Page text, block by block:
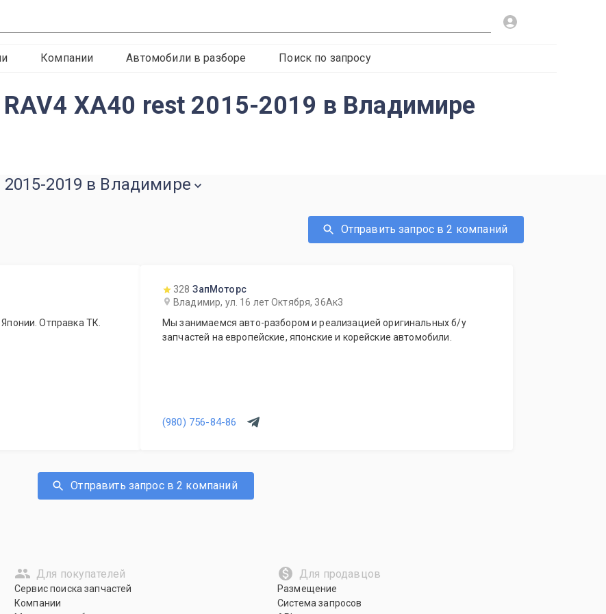
Компании Автомобили в разборе Поиск по запросу
XA40 rest 2015-2019 в Владимире
2015-2019 в Владимире
Отправить запрос в 2 компаний
Отправка ТК.
328 ЗапМоторс
Владимир, ул. 16 лет Октября, 36Ак3
Мы занимаемся авто-разбором и реализацией оригинальных б/у
запчастей на европейские, японские и корейские автомобили.
(980) 756-84-86
Отправить запрос в 2 компаний
Для покупателей
Сервис поиска запчастей
Компании
Для продавцов
Размещение
Система запросов